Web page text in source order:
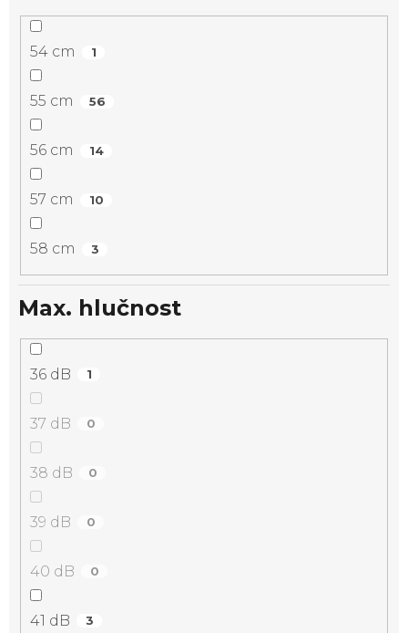
54 cm 1
55 cm 56
56 cm 14
57 cm 10
58 cm 3
Max. hlučnost
36 dB 1
37 dB 0
38 dB 0
39 dB 0
40 dB 0
41 dB 3